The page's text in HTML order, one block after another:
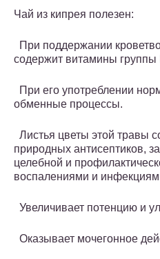
Чай из кипрея полезен:
При поддержании
содержит витамины группы
При его употреблении
обменные процессы.
Листья цветы этой травы
природных антисептиков,
целебной и
воспалениями и
Увеличивает потенцию и
Оказывает мочегонное